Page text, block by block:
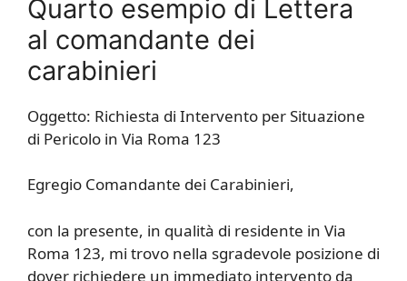
Quarto esempio di Lettera
al comandante dei
carabinieri
Oggetto: Richiesta di Intervento per Situazione
di Pericolo in Via Roma 123
Egregio Comandante dei Carabinieri,
con la presente, in qualità di residente in Via
Roma 123, mi trovo nella sgradevole posizione di
dover richiedere un immediato intervento da